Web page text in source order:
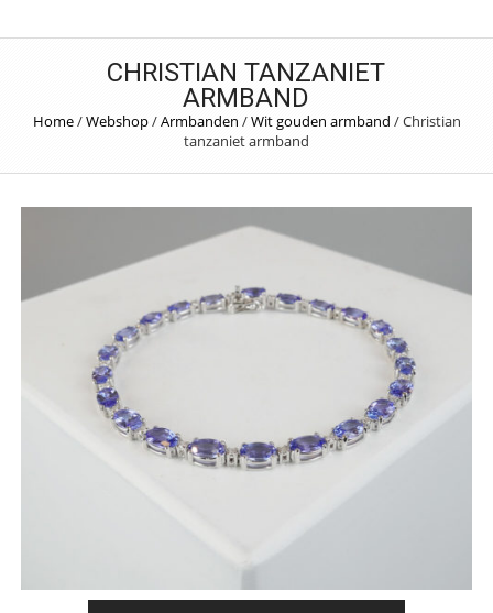
CHRISTIAN TANZANIET
ARMBAND
Home/Webshop/Armbanden /Wit gouden armband /Christian
tanzaniet armband